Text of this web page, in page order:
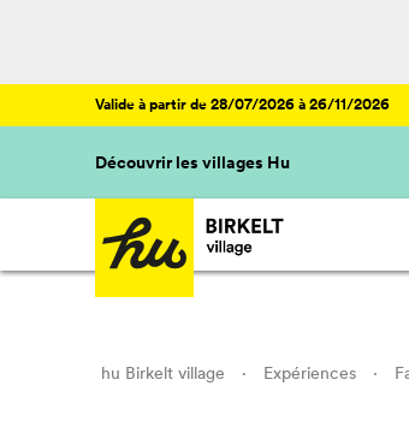
Valide à partir de 28/07/2026 à 26/11/2026
Découvrir les villages Hu
hu Birkelt village · Expériences ·